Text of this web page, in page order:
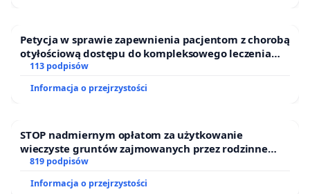
Petycja w sprawie zapewnienia pacjentom z chorobą
otyłościową dostępu do kompleksowego leczenia
oraz programów profilaktycznych.
113 podpisów
Informacja o przejrzystości
STOP nadmiernym opłatom za użytkowanie
wieczyste gruntów zajmowanych przez rodzinne
ogrody działkowe.
819 podpisów
Informacja o przejrzystości